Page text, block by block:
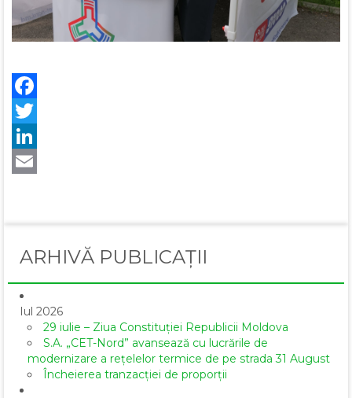
ARHIVĂ PUBLICAȚII
Iul 2026
29 iulie – Ziua Constituției Republicii Moldova
S.A. „CET-Nord” avansează cu lucrările de
modernizare a rețelelor termice de pe strada 31 August
Încheierea tranzacției de proporții